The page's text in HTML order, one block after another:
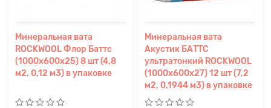
Минеральная вата
ROCKWOOL Флор Баттс
(1000х600х25) 8 шт (4,8
м2, 0,12 м3) в упаковке
Минеральная вата
Акустик БАТТС
ультратонкий ROCKWOOL
(1000х600х27) 12 шт (7,2
м2, 0,1944 м3) в упаковке